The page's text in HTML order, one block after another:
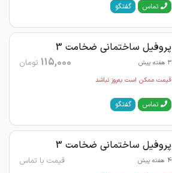
تماس گفتگو
پروفیل ساختمانی ضخامت 3
3 هفته پیش 115,000 تومان
قیمت ممکن است به‌روز نباشد
تماس گفتگو
پروفیل ساختمانی ضخامت 3
4 هفته پیش قیمت با تماس